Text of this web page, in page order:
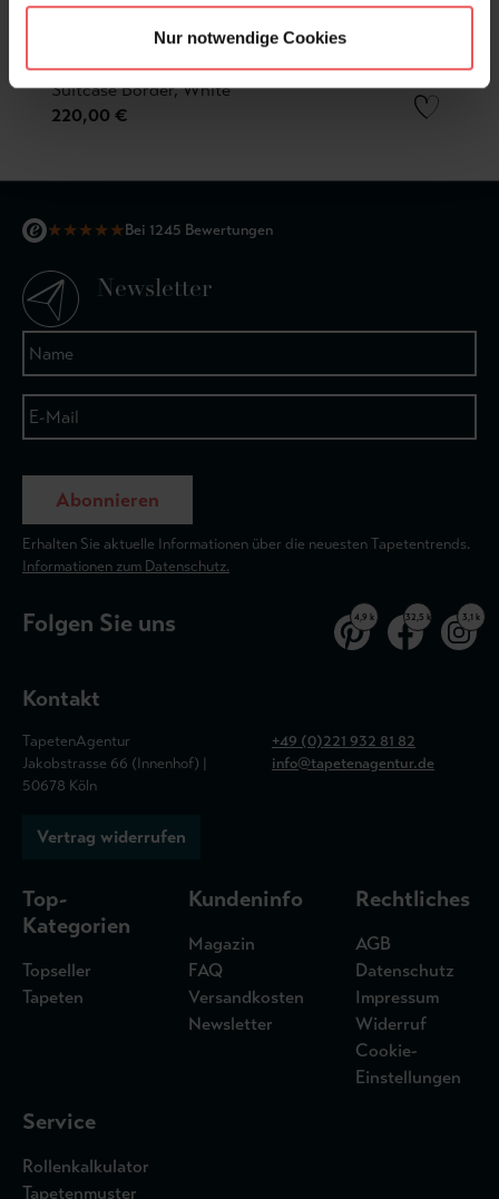
Nur notwendige Cookies
Suitcase Border, White
220,00 €
★★★★★Bei 1245 Bewertungen
Newsletter
Abonnieren
Erhalten Sie aktuelle Informationen über die neuesten Tapetentrends.
Informationen zum Datenschutz.
Folgen Sie uns 4,9 k 32,5 k 3,1 k
Kontakt
TapetenAgentur
Jakobstrasse 66 (Innenhof) |
50678 Köln
+49 (0)221 932 81 82
info@tapetenagentur.de
Vertrag widerrufen
Top-
Kategorien
Topseller
Tapeten
Kundeninfo
Magazin
FAQ
Versandkosten
Newsletter
Rechtliches
AGB
Datenschutz
Impressum
Widerruf
Cookie-
Einstellungen
Service
Rollenkalkulator
Tapetenmuster